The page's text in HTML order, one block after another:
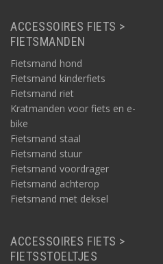
ACCESSOIRES FIETS >
FIETSMANDEN
Fietsmand hond
Fietsmand kinderfiets
Fietsmand riet
Kratmanden voor fiets en e-
bike
Fietsmand staal
Fietsmand stuur
Fietsmand voordrager
Fietsmand achterop
Fietsmand met deksel
ACCESSOIRES FIETS >
FIETSSTOELTJES